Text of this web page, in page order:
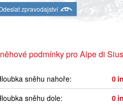
zpravodajství
podmínky pro Alpe di
sněhu nahoře: 0 in
sněhu dole:
0 in